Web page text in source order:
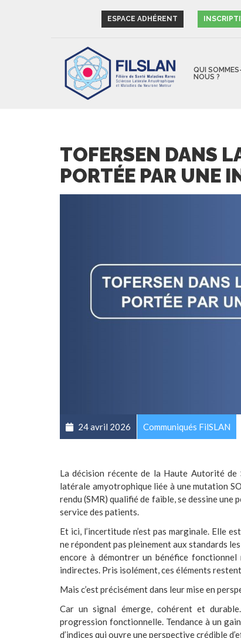
ESPACE ADHÉRENT
QUI
NOUS ?
TOFERSEN DANS
PORTÉE PAR UNE
24 avril 2026 Communiqués FilSLAN
La décision récente de la Haute Autorité de
latérale amyotrophique liée à une mutation
rendu (SMR) qualifié de faible, se dessine une
service des patients.
Et ici, l’incertitude n’est pas marginale. Elle
ne répondent pas pleinement aux standards
encore à démontrer un bénéfice
indirectes. Pris isolément, ces éléments
Mais c’est précisément dans leur mise en
Car un signal émerge, cohérent et
progression fonctionnelle. Tendance à un
d’indices qui ouvre une perspective crédible